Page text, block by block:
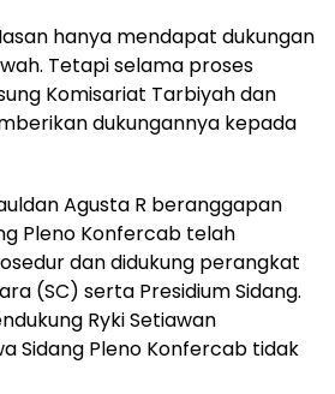
hanya mendapat dukungan
Tetapi selama proses
Komisariat Tarbiyah dan
dukungannya kepada
Agusta R beranggapan
Pleno Konfercab telah
dan didukung perangkat
(SC) serta Presidium Sidang.
Ryki Setiawan
Sidang Pleno Konfercab tidak